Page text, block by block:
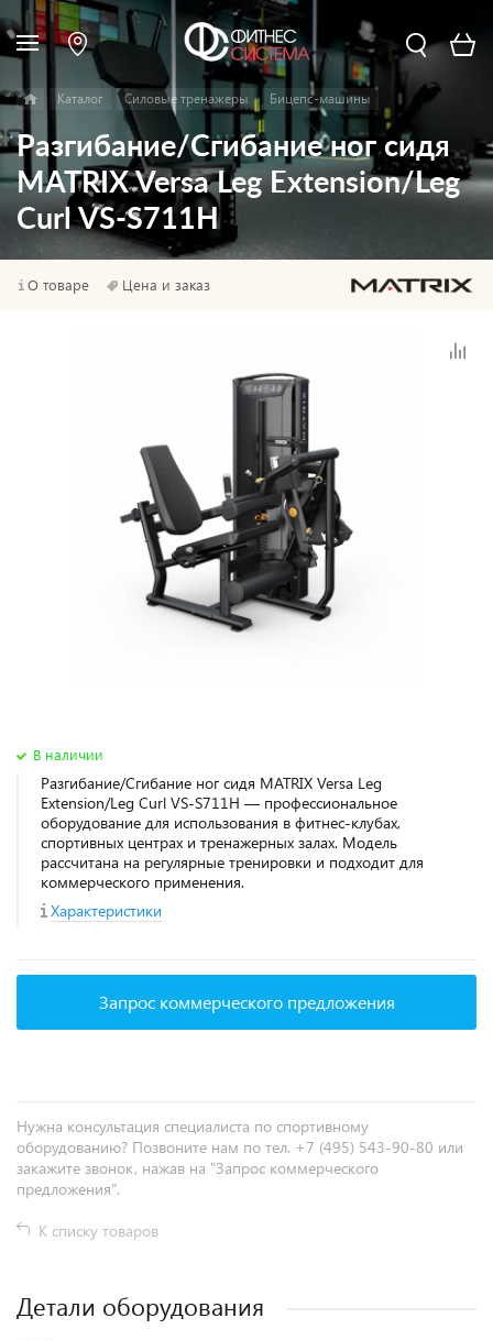
Каталог Силовые тренажеры Бицепс-машины
Разгибание/Сгибание ног сидя
MATRIX Versa Leg Extension/Leg
Curl VS-S711H
О товаре Цена и заказ
В наличии
Разгибание/Сгибание ног сидя MATRIX Versa Leg
Extension/Leg Curl VS-S711H — профессиональное
оборудование для использования в фитнес‑клубах,
спортивных центрах и тренажерных залах. Модель
рассчитана на регулярные тренировки и подходит для
коммерческого применения.
Характеристики
Запрос коммерческого предложения
Нужна консультация специалиста по спортивному
оборудованию? Позвоните нам по тел. +7 (495) 543-90-80 или
закажите звонок, нажав на "Запрос коммерческого
предложения".
К списку товаров
Детали оборудования